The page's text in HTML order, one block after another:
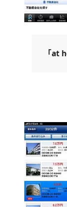
「at